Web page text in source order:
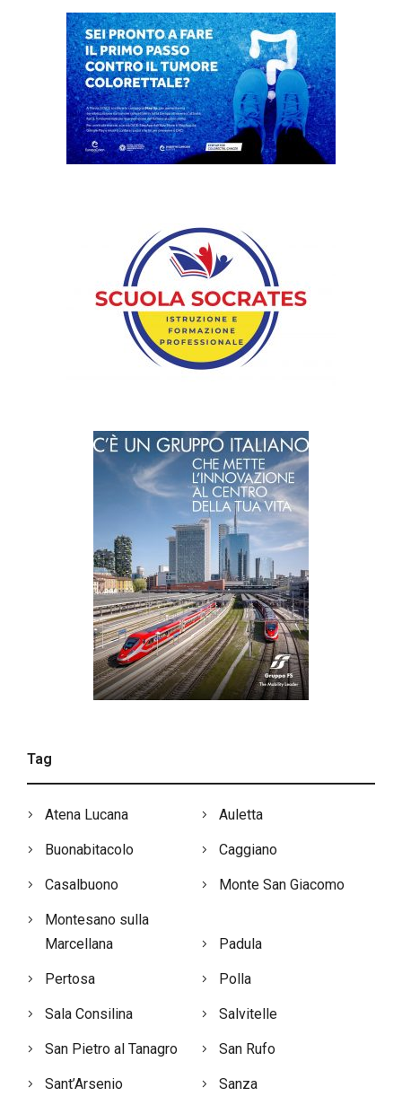
Tag
Atena Lucana Auletta
Buonabitacolo Caggiano
Casalbuono Monte San Giacomo
Montesano sulla
Marcellana
Padula
Pertosa Polla
Sala Consilina Salvitelle
San Pietro al Tanagro San Rufo
Sant’Arsenio Sanza